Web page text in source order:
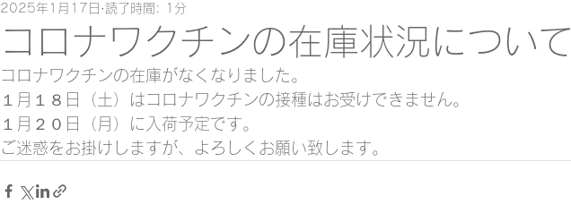
コロナワクチンの在庫状況について
2025年1月17日 読了時間: 1分
コロナワクチンの在庫がなくなりました。
１月１８日（土）はコロナワクチンの接種はお受けできません。
１月２０日（月）に入荷予定です。
ご迷惑をお掛けしますが、よろしくお願い致します。